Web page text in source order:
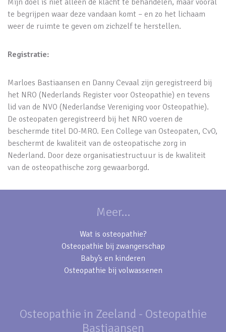
te begrijpen waar deze vandaan komt – en zo het lichaam
weer de ruimte te geven om zichzelf te herstellen.
Registratie:
Marloes Bastiaansen en Danny Cevaal zijn geregistreerd bij
het NRO (Nederlands Register voor Osteopathie) en tevens
lid van de NVO (Nederlandse Vereniging voor Osteopathie).
De osteopaten geregistreerd bij het NRO voeren de
beschermde titel DO-MRO. Een College van Osteopaten, CvO,
beschermt de kwaliteit van de osteopatische zorg in
Nederland. Door deze organisatiestructuur is de kwaliteit
van de osteopathische zorg gewaarborgd.
Meer...
Wat is osteopathie?
Osteopathie bij zwangerschap
Baby’s en kinderen
Osteopathie bij volwassenen
Osteopathie in Zeeland - Osteopathie
Bastiaansen